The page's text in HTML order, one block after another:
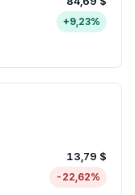
+9,23%
13,79 $
-22,62%